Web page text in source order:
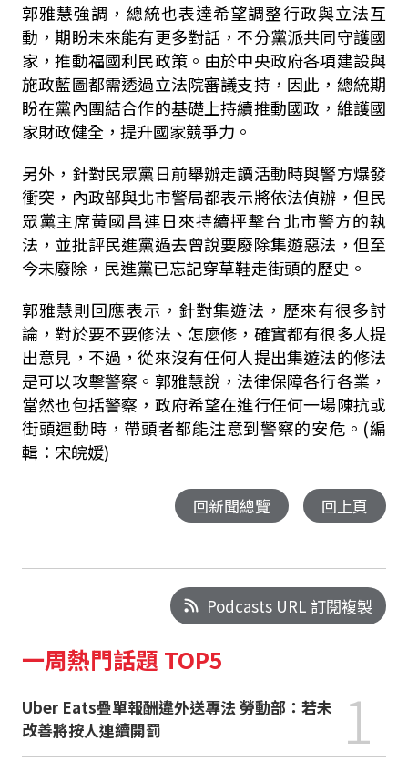
郭雅慧強調，總統也表達希望調整行政與立法互
動，期盼未來能有更多對話，不分黨派共同守護國
家，推動福國利民政策。由於中央政府各項建設與
施政藍圖都需透過立法院審議支持，因此，總統期
盼在黨內團結合作的基礎上持續推動國政，維護國
家財政健全，提升國家競爭力。
另外，針對民眾黨日前舉辦走讀活動時與警方爆發
衝突，內政部與北市警局都表示將依法偵辦，但民
眾黨主席黃國昌連日來持續抨擊台北市警方的執
法，並批評民進黨過去曾說要廢除集遊惡法，但至
今未廢除，民進黨已忘記穿草鞋走街頭的歷史。
郭雅慧則回應表示，針對集遊法，歷來有很多討
論，對於要不要修法、怎麼修，確實都有很多人提
出意見，不過，從來沒有任何人提出集遊法的修法
是可以攻擊警察。郭雅慧說，法律保障各行各業，
當然也包括警察，政府希望在進行任何一場陳抗或
街頭運動時，帶頭者都能注意到警察的安危。(編
輯：宋皖媛)
回新聞總覽 回上頁
Podcasts URL 訂閱複製
一周熱門話題 TOP5
Uber Eats疊單報酬違外送專法 勞動部：若未
改善將按人連續開罰
1